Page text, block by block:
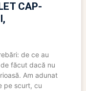
CAP-
de ce au
făcut dacă nu
Am adunat
pe scurt, cu